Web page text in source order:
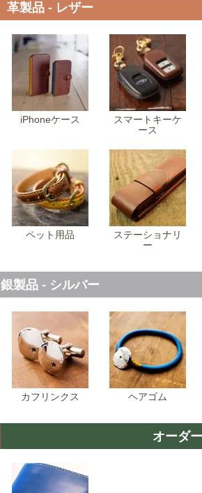
革製品 ‐ レザー
iPhoneケース
スマートキーケ
ース
ペット用品
ステーショナリ
ー
銀製品 ‐ シルバー
カフリンクス ヘアゴム
オーダ